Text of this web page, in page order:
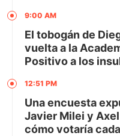
9:00 AM
El tobogán de
vuelta a la
Positivo a los
12:51 PM
Una encuesta
Javier Milei y
cómo votaría